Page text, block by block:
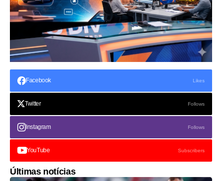
Facebook Likes
Twitter Follows
Instagram Follows
YouTube Subscribers
Últimas notícias